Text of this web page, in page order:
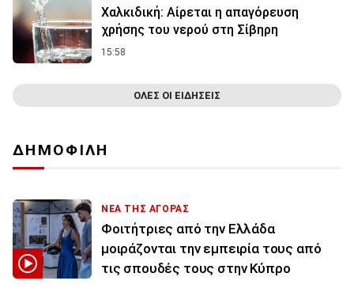
Χαλκιδική: Αίρεται η απαγόρευση
χρήσης του νερού στη Σίβηρη
15:58
ΟΛΕΣ ΟΙ ΕΙΔΗΣΕΙΣ
ΔΗΜΟΦΙΛΗ
ΝΕΑ ΤΗΣ ΑΓΟΡΑΣ
Φοιτήτριες από την Ελλάδα
μοιράζονται την εμπειρία τους από
τις σπουδές τους στην Κύπρο